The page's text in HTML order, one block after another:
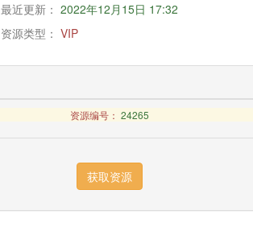
最近更新： 2022年12月15日 17:32
资源类型： VIP
资源编号： 24265